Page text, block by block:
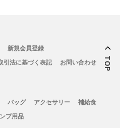
新規会員登録
引法に基づく表記 お問い合わせ
バッグ アクセサリー
補給食
プ用品
TOP